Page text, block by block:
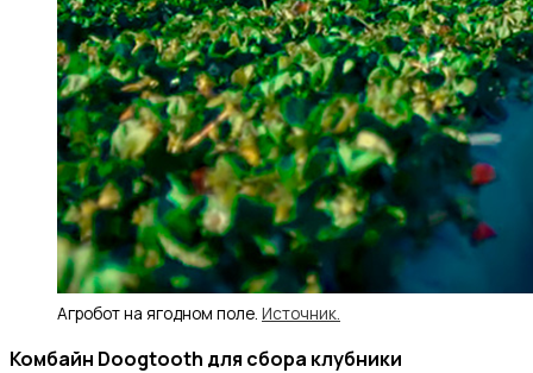
Агробот на ягодном поле. Источник.
Комбайн Doogtooth для сбора клубники